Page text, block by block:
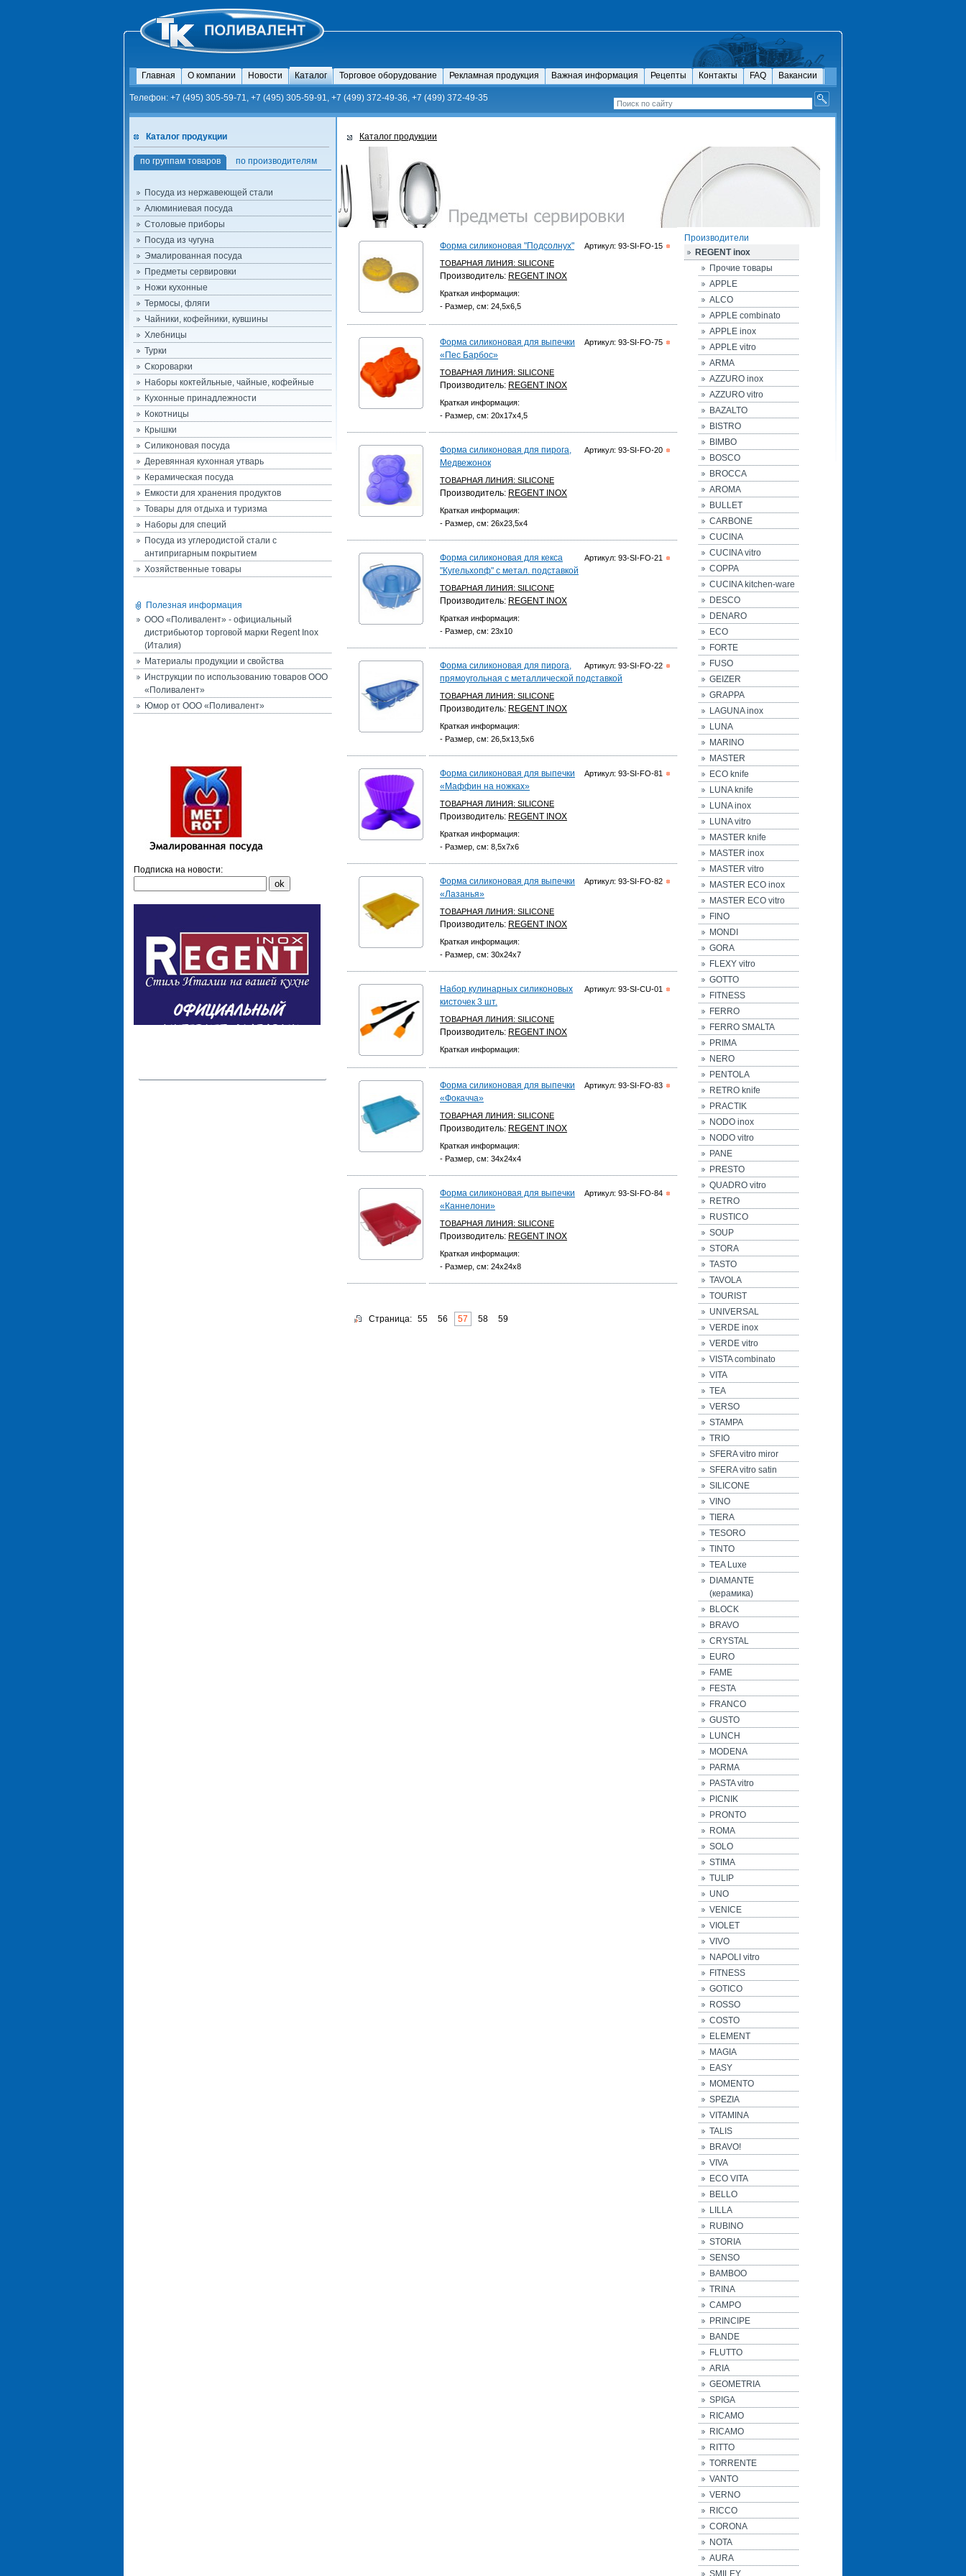
Главная О компании Новости Каталог Торговое оборудование Рекламная продукция Важная информация Рецепты Контакты FAQ Вакансии
Телефон: +7 (495) 305-59-71, +7 (495) 305-59-91, +7 (499) 372-49-36, +7 (499) 372-49-35
Каталог продукции
по группам товаров по производителям
Посуда из нержавеющей стали
Алюминиевая посуда
Столовые приборы
Посуда из чугуна
Эмалированная посуда
Предметы сервировки
Ножи кухонные
Термосы, фляги
Чайники, кофейники, кувшины
Хлебницы
Турки
Скороварки
Наборы коктейльные, чайные, кофейные
Кухонные принадлежности
Кокотницы
Крышки
Силиконовая посуда
Деревянная кухонная утварь
Керамическая посуда
Емкости для хранения продуктов
Товары для отдыха и туризма
Наборы для специй
Посуда из углеродистой стали с
антипригарным покрытием
Хозяйственные товары
Полезная информация
ООО «Поливалент» - официальный
дистрибьютор торговой марки Regent Inox
(Италия)
Материалы продукции и свойства
Инструкции по использованию товаров ООО
«Поливалент»
Юмор от ООО «Поливалент»
Подписка на новости:
Каталог продукции
Артикул: 93-SI-FO-15
Форма силиконовая "Подсолнух"
ТОВАРНАЯ ЛИНИЯ: SILICONE
Производитель: REGENT INOX
Краткая информация:
- Размер, см: 24,5х6,5
Артикул: 93-SI-FO-75
Форма силиконовая для выпечки
«Пес Барбос»
ТОВАРНАЯ ЛИНИЯ: SILICONE
Производитель: REGENT INOX
Краткая информация:
- Размер, см: 20х17х4,5
Артикул: 93-SI-FO-20
Форма силиконовая для пирога,
Медвежонок
ТОВАРНАЯ ЛИНИЯ: SILICONE
Производитель: REGENT INOX
Краткая информация:
- Размер, см: 26х23,5х4
Артикул: 93-SI-FO-21
Форма силиконовая для кекса
"Кугельхопф" с метал. подставкой
ТОВАРНАЯ ЛИНИЯ: SILICONE
Производитель: REGENT INOX
Краткая информация:
- Размер, см: 23х10
Артикул: 93-SI-FO-22
Форма силиконовая для пирога,
прямоугольная с металлической подставкой
ТОВАРНАЯ ЛИНИЯ: SILICONE
Производитель: REGENT INOX
Краткая информация:
- Размер, см: 26,5х13,5х6
Артикул: 93-SI-FO-81
Форма силиконовая для выпечки
«Маффин на ножках»
ТОВАРНАЯ ЛИНИЯ: SILICONE
Производитель: REGENT INOX
Краткая информация:
- Размер, см: 8,5х7x6
Артикул: 93-SI-FO-82
Форма силиконовая для выпечки
«Лазанья»
ТОВАРНАЯ ЛИНИЯ: SILICONE
Производитель: REGENT INOX
Краткая информация:
- Размер, см: 30х24x7
Артикул: 93-SI-CU-01
Набор кулинарных силиконовых
кисточек 3 шт.
ТОВАРНАЯ ЛИНИЯ: SILICONE
Производитель: REGENT INOX
Краткая информация:
Артикул: 93-SI-FO-83
Форма силиконовая для выпечки
«Фокачча»
ТОВАРНАЯ ЛИНИЯ: SILICONE
Производитель: REGENT INOX
Краткая информация:
- Размер, см: 34х24x4
Артикул: 93-SI-FO-84
Форма силиконовая для выпечки
«Каннелони»
ТОВАРНАЯ ЛИНИЯ: SILICONE
Производитель: REGENT INOX
Краткая информация:
- Размер, см: 24х24x8
Страница: 55 56 57 58 59
Производители
REGENT inox
Прочие товары
APPLE
ALCO
APPLE combinato
APPLE inox
APPLE vitro
ARMA
AZZURO inox
AZZURO vitro
BAZALTO
BISTRO
BIMBO
BOSCO
BROCCA
AROMA
BULLET
CARBONE
CUCINA
CUCINA vitro
COPPA
CUCINA kitchen-ware
DESCO
DENARO
ECO
FORTE
FUSO
GEIZER
GRAPPA
LAGUNA inox
LUNA
MARINO
MASTER
ECO knife
LUNA knife
LUNA inox
LUNA vitro
MASTER knife
MASTER inox
MASTER vitro
MASTER ECO inox
MASTER ECO vitro
FINO
MONDI
GORA
FLEXY vitro
GOTTO
FITNESS
FERRO
FERRO SMALTA
PRIMA
NERO
PENTOLA
RETRO knife
PRACTIK
NODO inox
NODO vitro
PANE
PRESTO
QUADRO vitro
RETRO
RUSTICO
SOUP
STORA
TASTO
TAVOLA
TOURIST
UNIVERSAL
VERDE inox
VERDE vitro
VISTA combinato
VITA
TEA
VERSO
STAMPA
TRIO
SFERA vitro miror
SFERA vitro satin
SILICONE
VINO
TIERA
TESORO
TINTO
TEA Luxe
DIAMANTE
(керамика)
BLOCK
BRAVO
CRYSTAL
EURO
FAME
FESTA
FRANCO
GUSTO
LUNCH
MODENA
PARMA
PASTA vitro
PICNIK
PRONTO
ROMA
SOLO
STIMA
TULIP
UNO
VENICE
VIOLET
VIVO
NAPOLI vitro
FITNESS
GOTICO
ROSSO
COSTO
ELEMENT
MAGIA
EASY
MOMENTO
SPEZIA
VITAMINA
TALIS
BRAVO!
VIVA
ECO VITA
BELLO
LILLA
RUBINO
STORIA
SENSO
BAMBOO
TRINA
CAMPO
PRINCIPE
BANDE
FLUTTO
ARIA
GEOMETRIA
SPIGA
RICAMO
RICAMO
RITTO
TORRENTE
VANTO
VERNO
RICCO
CORONA
NOTA
AURA
SMILEY